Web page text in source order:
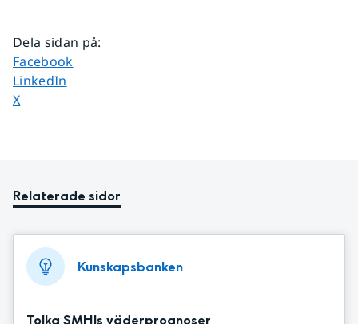
Dela sidan på:
Dela sidan på
Facebook
Dela sidan på
LinkedIn
Dela sidan på
X
Relaterade sidor
Kunskapsbanken